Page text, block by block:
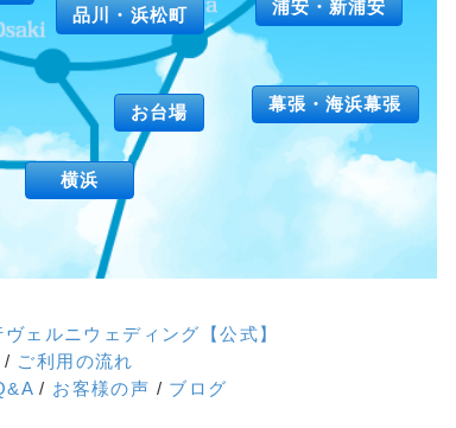
品川・浜松町
お台場
横浜
浦安・新浦安
幕張・海浜幕張
ェルニウェディング【公式】
/ ご利用の流れ
/ お客様の声 / ブログ